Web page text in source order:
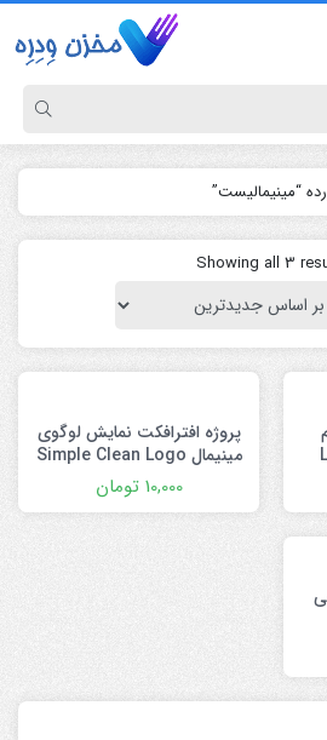
“مینیمالیست”
Showing all 3
پروژه افترافکت نمایش لوگوی
مینیمال Simple Clean Logo
Reveal10,000 تومان